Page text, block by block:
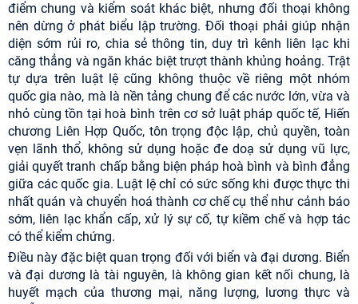
điểm chung và kiểm soát khác biệt, nhưng đối thoại không
nên dừng ở phát biểu lập trường. Đối thoại phải giúp nhận
diện sớm rủi ro, chia sẻ thông tin, duy trì kênh liên lạc khi
căng thẳng và ngăn khác biệt trượt thành khủng hoảng. Trật
tự dựa trên luật lệ cũng không thuộc về riêng một nhóm
quốc gia nào, mà là nền tảng chung để các nước lớn, vừa và
nhỏ cùng tồn tại hoà bình trên cơ sở luật pháp quốc tế, Hiến
chương Liên Hợp Quốc, tôn trọng độc lập, chủ quyền, toàn
vẹn lãnh thổ, không sử dụng hoặc đe doạ sử dụng vũ lực,
giải quyết tranh chấp bằng biện pháp hoà bình và bình đẳng
giữa các quốc gia. Luật lệ chỉ có sức sống khi được thực thi
nhất quán và chuyển hoá thành cơ chế cụ thể như cảnh báo
sớm, liên lạc khẩn cấp, xử lý sự cố, tự kiềm chế và hợp tác
có thể kiểm chứng.
Điều này đặc biệt quan trọng đối với biển và đại dương. Biển
và đại dương là tài nguyên, là không gian kết nối chung, là
huyết mạch của thương mại, năng lượng, lương thực và